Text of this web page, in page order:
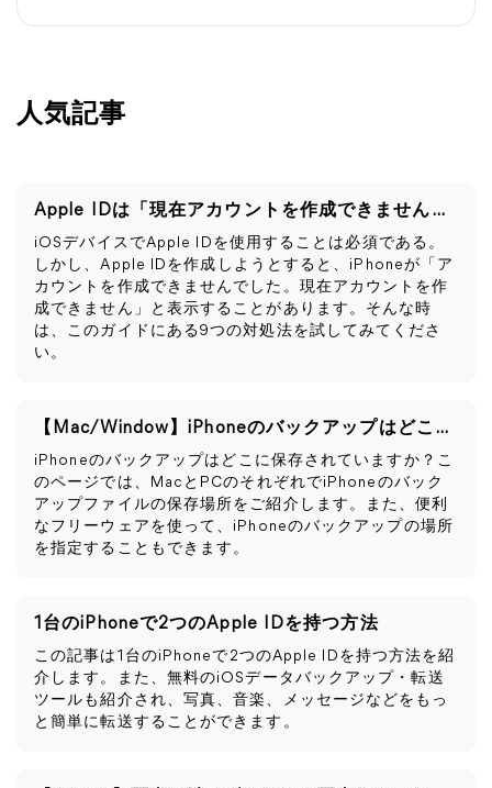
人気記事
Apple IDは「現在アカウントを作成できません」と表示される
iOSデバイスでApple IDを使用することは必須である。
しかし、Apple IDを作成しようとすると、iPhoneが「ア
カウントを作成できませんでした。現在アカウントを作
成できません」と表示することがあります。そんな時
は、このガイドにある9つの対処法を試してみてくださ
い。
【Mac/Window】iPhoneのバックアップはどこに保存される？
iPhoneのバックアップはどこに保存されていますか？こ
のページでは、MacとPCのそれぞれでiPhoneのバック
アップファイルの保存場所をご紹介します。また、便利
なフリーウェアを使って、iPhoneのバックアップの場所
を指定することもできます。
1台のiPhoneで2つのApple IDを持つ方法
この記事は1台のiPhoneで2つのApple IDを持つ方法を紹
介します。また、無料のiOSデータバックアップ・転送
ツールも紹介され、写真、音楽、メッセージなどをもっ
と簡単に転送することができます。